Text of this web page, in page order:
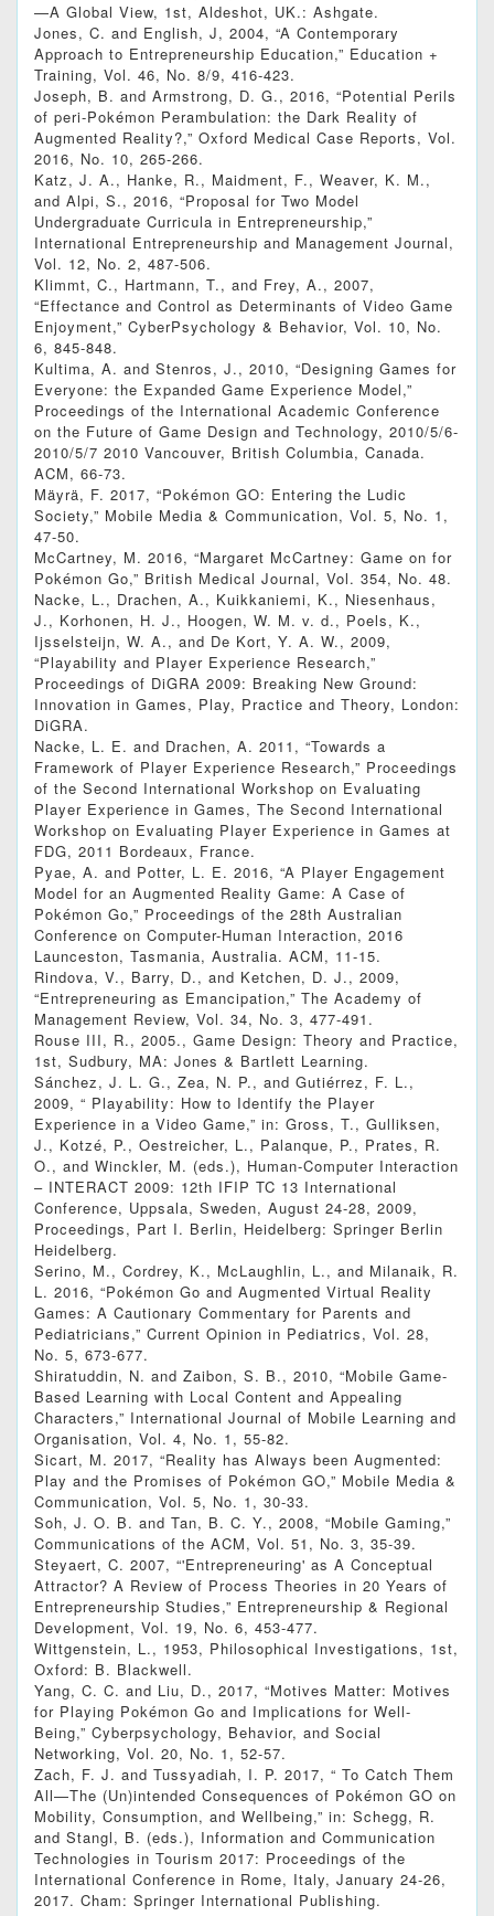
—A Global View, 1st, Aldeshot, UK.: Ashgate.
Jones, C. and English, J, 2004, “A Contemporary
Approach to Entrepreneurship Education,” Education +
Training, Vol. 46, No. 8/9, 416-423.
Joseph, B. and Armstrong, D. G., 2016, “Potential Perils
of peri-Pokémon Perambulation: the Dark Reality of
Augmented Reality?,” Oxford Medical Case Reports, Vol.
2016, No. 10, 265-266.
Katz, J. A., Hanke, R., Maidment, F., Weaver, K. M.,
and Alpi, S., 2016, “Proposal for Two Model
Undergraduate Curricula in Entrepreneurship,”
International Entrepreneurship and Management Journal,
Vol. 12, No. 2, 487-506.
Klimmt, C., Hartmann, T., and Frey, A., 2007,
“Effectance and Control as Determinants of Video Game
Enjoyment,” CyberPsychology & Behavior, Vol. 10, No.
6, 845-848.
Kultima, A. and Stenros, J., 2010, “Designing Games for
Everyone: the Expanded Game Experience Model,”
Proceedings of the International Academic Conference
on the Future of Game Design and Technology, 2010/5/6-
2010/5/7 2010 Vancouver, British Columbia, Canada.
ACM, 66-73.
Mäyrä, F. 2017, “Pokémon GO: Entering the Ludic
Society,” Mobile Media & Communication, Vol. 5, No. 1,
47-50.
McCartney, M. 2016, “Margaret McCartney: Game on for
Pokémon Go,” British Medical Journal, Vol. 354, No. 48.
Nacke, L., Drachen, A., Kuikkaniemi, K., Niesenhaus,
J., Korhonen, H. J., Hoogen, W. M. v. d., Poels, K.,
Ijsselsteijn, W. A., and De Kort, Y. A. W., 2009,
“Playability and Player Experience Research,”
Proceedings of DiGRA 2009: Breaking New Ground:
Innovation in Games, Play, Practice and Theory, London:
DiGRA.
Nacke, L. E. and Drachen, A. 2011, “Towards a
Framework of Player Experience Research,” Proceedings
of the Second International Workshop on Evaluating
Player Experience in Games, The Second International
Workshop on Evaluating Player Experience in Games at
FDG, 2011 Bordeaux, France.
Pyae, A. and Potter, L. E. 2016, “A Player Engagement
Model for an Augmented Reality Game: A Case of
Pokémon Go,” Proceedings of the 28th Australian
Conference on Computer-Human Interaction, 2016
Launceston, Tasmania, Australia. ACM, 11-15.
Rindova, V., Barry, D., and Ketchen, D. J., 2009,
“Entrepreneuring as Emancipation,” The Academy of
Management Review, Vol. 34, No. 3, 477-491.
Rouse III, R., 2005., Game Design: Theory and Practice,
1st, Sudbury, MA: Jones & Bartlett Learning.
Sánchez, J. L. G., Zea, N. P., and Gutiérrez, F. L.,
2009, “ Playability: How to Identify the Player
Experience in a Video Game,” in: Gross, T., Gulliksen,
J., Kotzé, P., Oestreicher, L., Palanque, P., Prates, R.
O., and Winckler, M. (eds.), Human-Computer Interaction
– INTERACT 2009: 12th IFIP TC 13 International
Conference, Uppsala, Sweden, August 24-28, 2009,
Proceedings, Part I. Berlin, Heidelberg: Springer Berlin
Heidelberg.
Serino, M., Cordrey, K., McLaughlin, L., and Milanaik, R.
L. 2016, “Pokémon Go and Augmented Virtual Reality
Games: A Cautionary Commentary for Parents and
Pediatricians,” Current Opinion in Pediatrics, Vol. 28,
No. 5, 673-677.
Shiratuddin, N. and Zaibon, S. B., 2010, “Mobile Game-
Based Learning with Local Content and Appealing
Characters,” International Journal of Mobile Learning and
Organisation, Vol. 4, No. 1, 55-82.
Sicart, M. 2017, “Reality has Always been Augmented:
Play and the Promises of Pokémon GO,” Mobile Media &
Communication, Vol. 5, No. 1, 30-33.
Soh, J. O. B. and Tan, B. C. Y., 2008, “Mobile Gaming,”
Communications of the ACM, Vol. 51, No. 3, 35-39.
Steyaert, C. 2007, “'Entrepreneuring' as A Conceptual
Attractor? A Review of Process Theories in 20 Years of
Entrepreneurship Studies,” Entrepreneurship & Regional
Development, Vol. 19, No. 6, 453-477.
Wittgenstein, L., 1953, Philosophical Investigations, 1st,
Oxford: B. Blackwell.
Yang, C. C. and Liu, D., 2017, “Motives Matter: Motives
for Playing Pokémon Go and Implications for Well-
Being,” Cyberpsychology, Behavior, and Social
Networking, Vol. 20, No. 1, 52-57.
Zach, F. J. and Tussyadiah, I. P. 2017, “ To Catch Them
All—The (Un)intended Consequences of Pokémon GO on
Mobility, Consumption, and Wellbeing,” in: Schegg, R.
and Stangl, B. (eds.), Information and Communication
Technologies in Tourism 2017: Proceedings of the
International Conference in Rome, Italy, January 24-26,
2017. Cham: Springer International Publishing.